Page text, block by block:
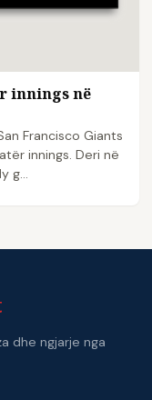
innings në
Francisco Giants
innings. Deri në
g...
dhe ngjarje nga